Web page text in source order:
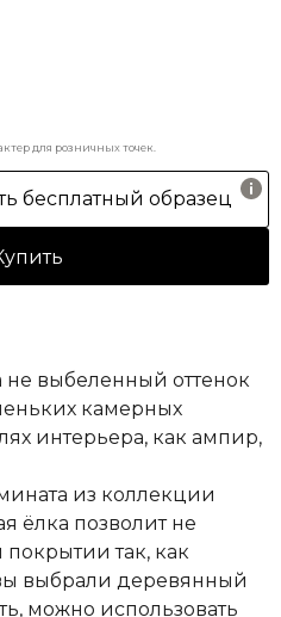
для розничных точек.
бесплатный образец
не выбеленный оттенок
камерных
интерьера, как ампир,
из коллекции
ёлка позволит не
покрытии так, как
выбрали деревянный
можно использовать